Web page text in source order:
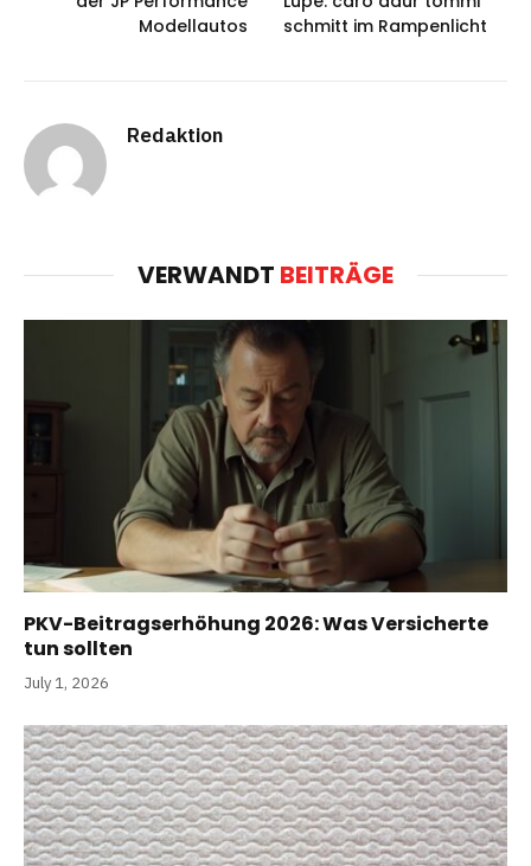
Modellautos
schmitt im Rampenlicht
Redaktion
VERWANDT BEITRÄGE
PKV-Beitragserhöhung 2026: Was Versicherte
tun sollten
July 1, 2026